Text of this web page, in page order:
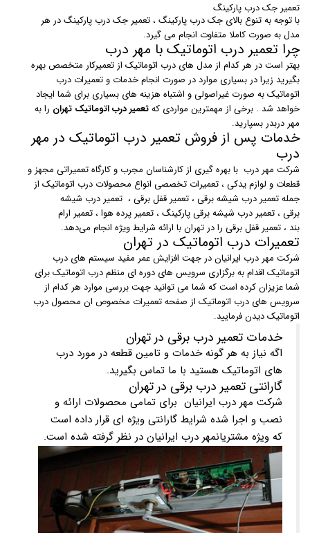
تعمیر جک درب پارکینگ
با توجه به تنوع بالای جک درب پارکینگ ، تعمیر جک درب پارکینگ در هر
مدل به صورت کاملا متفاوت انجام می گیرد.
چرا تعمیر درب اتوماتیک با مهر درب
بهتر است در هر کدام از مدل های درب اتوماتیک از تعمیرکار متخصص بهره
بگیرید زیرا در بسیاری موارد در صورت انجام خدمات و تعمیرات درب
اتوماتیک به صورت غیراصولی و اشتباه هزینه های بسیاری برای شما ایجاد
خواهد شد . برخی از مهمترین مواردی کهتعمیر درب اتوماتیک تهران را به
مهر دربدر بسپارید.
خدمات پس از فروش تعمیر درب اتوماتیک در مهر
درب
شرکت مهر درب با بهره گیری از کارشناسان مجرب و کارگاه تعمیراتی مجهز و
قطعات و لوازم یدکی ، تعمیرات تخصصی انواع محصولات درب اتوماتیک از
جمله تعمیر درب شیشه برقی ، تعمیر قفل برقی ، تعمیر درب شیشه
برقی ، تعمیر درب شیشه برقی پارکینگ ، تعمیر پرده هوا ، تعمیر ارام
بند ، تعمیر قفل برقی را در تهران با ارائه شرایط ویژه انجام می‌دهد.
تعمیرات درب اتوماتیک در تهران
شرکت مهر درب ایرانیان در جهت افزایش عمر مفید سیستم های درب
اتوماتیک اقدام به برگزاری سرویس های دوره ای منظم درب اتوماتیک برای
شما عزیزان کرده است که شما می توانید جهت بررسی موارد هر کدام از
سرویس های درب اتوماتیک از صفحه تعمیرات مخصوص ان محصول درب
اتوماتیک دیدن فرمایید.
خدمات تعمیر درب برقی در تهران
اگه نیاز به هر گونه خدمات و تامین قطعه در مورد درب
های اتوماتیک هستید با ما تماس بگیرید.
گارانتی تعمیر درب برقی در تهران
شرکت مهر درب ایرانیان برای تمامی محصولات ارائه و
نصب و اجرا شده شرایط گارانتی ویژه ای قرار داده است
که ویژه مشتریانمهر درب ایرانیان در نظر گرفته شده است.